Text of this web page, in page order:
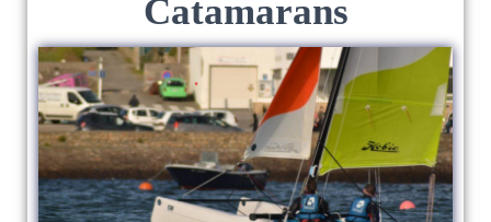
Catamarans